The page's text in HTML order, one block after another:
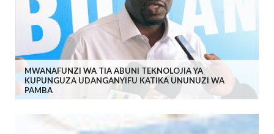
MWANAFUNZI WA TIA ABUNI TEKNOLOJIA YA
KUPUNGUZA UDANGANYIFU KATIKA UNUNUZI WA
PAMBA